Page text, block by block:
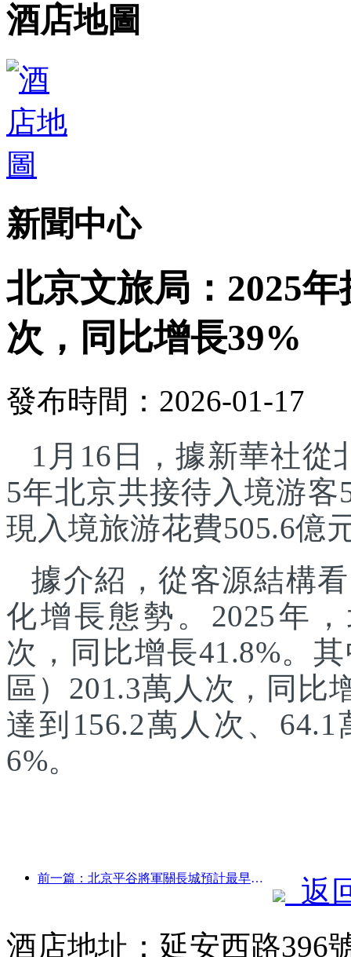
酒店地圖
新聞中心
北京文旅局：2025
次，同比增長39%
發布時間：2026-01-17
1月16日，據新華社從
5年北京共接待入境游客
現入境旅游花費505.6億
據介紹，從客源結構
化增長態勢。2025年
次，同比增長41.8%。
區）201.3萬人次，同比
達到156.2萬人次、
6%。
前一篇：北京平谷將軍關長城預計最早于2026年底開門迎客
返
酒店地址：延安西路396